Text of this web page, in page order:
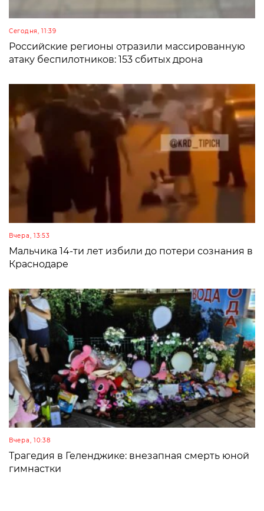
Сегодня, 11:39
Российские регионы отразили массированную
атаку беспилотников: 153 сбитых дрона
Вчера, 13:53
Мальчика 14-ти лет избили до потери сознания в
Краснодаре
Вчера, 10:38
Трагедия в Геленджике: внезапная смерть юной
гимнастки